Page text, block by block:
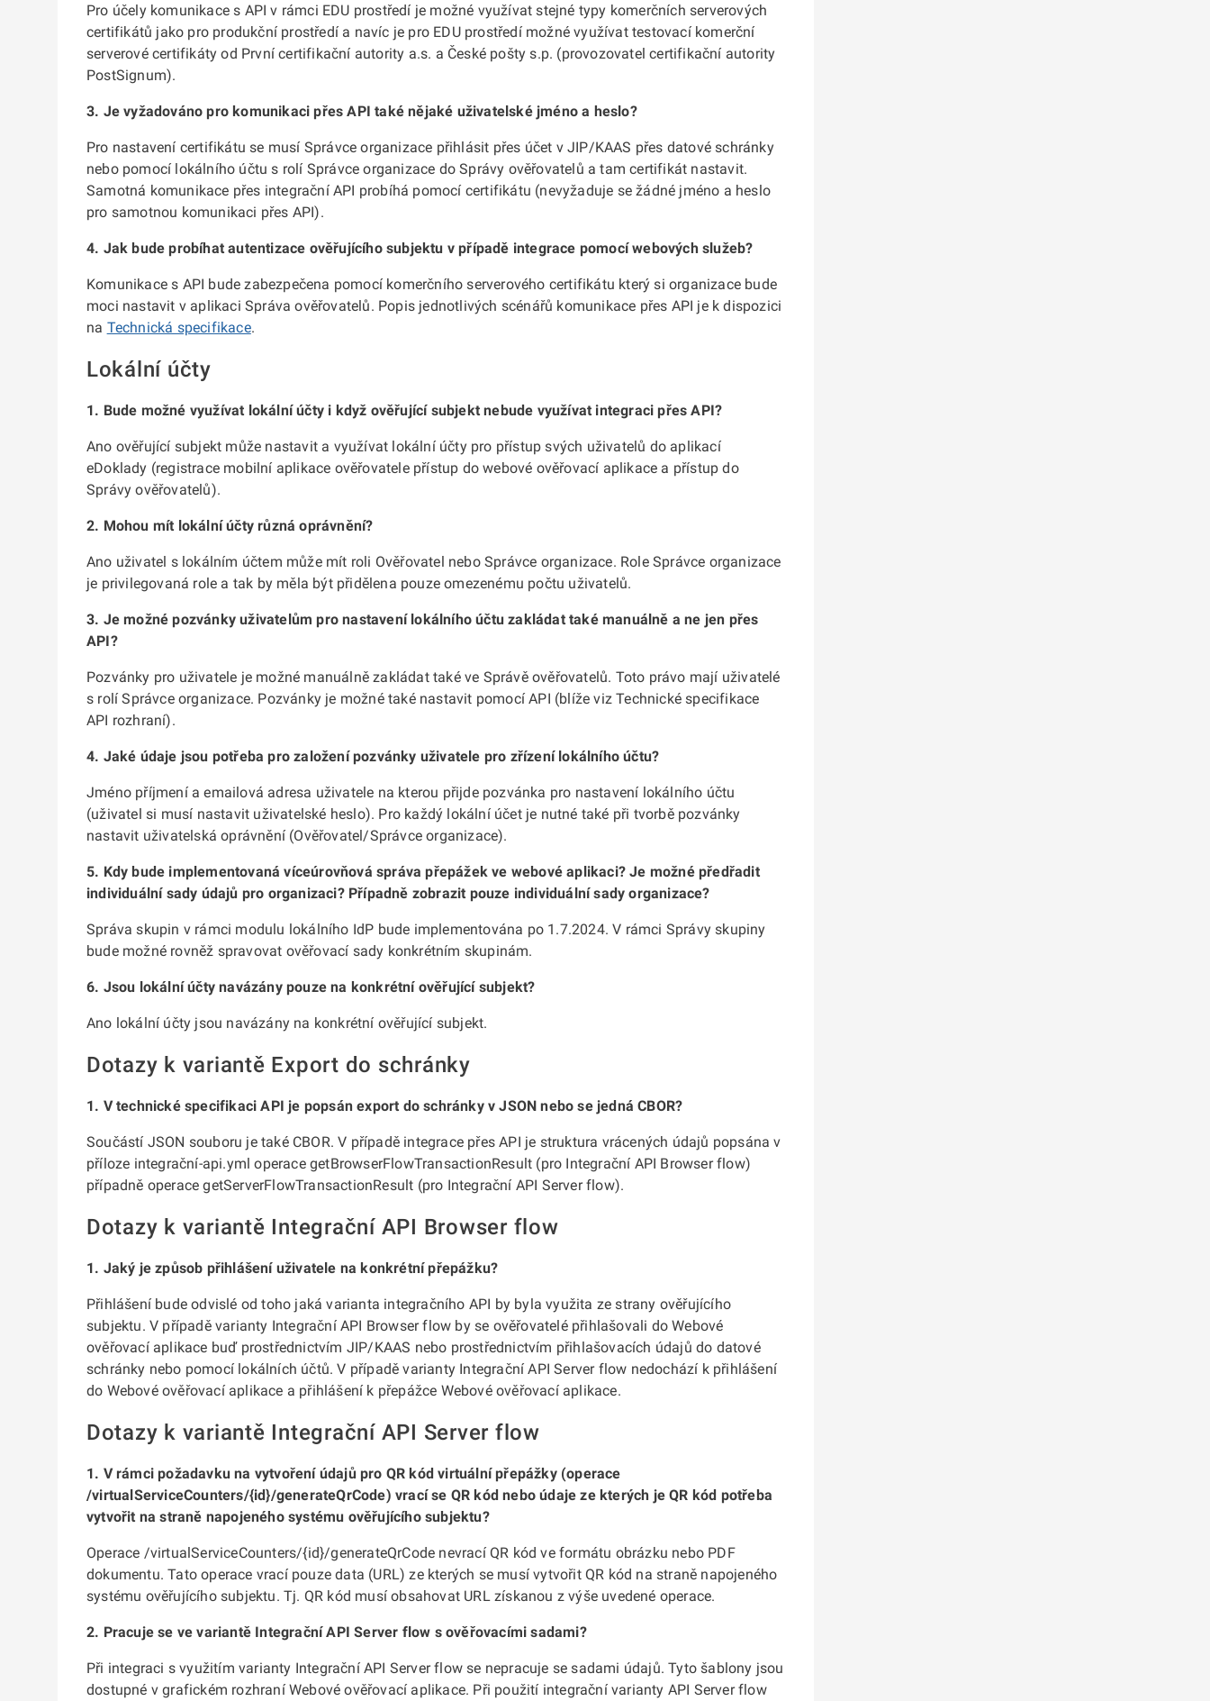
Pro účely komunikace s API v rámci EDU prostředí je možné využívat stejné typy komerčních serverových
certifikátů jako pro produkční prostředí a navíc je pro EDU prostředí možné využívat testovací komerční
serverové certifikáty od První certifikační autority a.s. a České pošty s.p. (provozovatel certifikační autority
PostSignum).
3. Je vyžadováno pro komunikaci přes API také nějaké uživatelské jméno a heslo?
Pro nastavení certifikátu se musí Správce organizace přihlásit přes účet v JIP/KAAS přes datové schránky
nebo pomocí lokálního účtu s rolí Správce organizace do Správy ověřovatelů a tam certifikát nastavit.
Samotná komunikace přes integrační API probíhá pomocí certifikátu (nevyžaduje se žádné jméno a heslo
pro samotnou komunikaci přes API).
4. Jak bude probíhat autentizace ověřujícího subjektu v případě integrace pomocí webových služeb?
Komunikace s API bude zabezpečena pomocí komerčního serverového certifikátu který si organizace bude
moci nastavit v aplikaci Správa ověřovatelů. Popis jednotlivých scénářů komunikace přes API je k dispozici
na Technická specifikace.
Lokální účty
1. Bude možné využívat lokální účty i když ověřující subjekt nebude využívat integraci přes API?
Ano ověřující subjekt může nastavit a využívat lokální účty pro přístup svých uživatelů do aplikací
eDoklady (registrace mobilní aplikace ověřovatele přístup do webové ověřovací aplikace a přístup do
Správy ověřovatelů).
2. Mohou mít lokální účty různá oprávnění?
Ano uživatel s lokálním účtem může mít roli Ověřovatel nebo Správce organizace. Role Správce organizace
je privilegovaná role a tak by měla být přidělena pouze omezenému počtu uživatelů.
3. Je možné pozvánky uživatelům pro nastavení lokálního účtu zakládat také manuálně a ne jen přes
API?
Pozvánky pro uživatele je možné manuálně zakládat také ve Správě ověřovatelů. Toto právo mají uživatelé
s rolí Správce organizace. Pozvánky je možné také nastavit pomocí API (blíže viz Technické specifikace
API rozhraní).
4. Jaké údaje jsou potřeba pro založení pozvánky uživatele pro zřízení lokálního účtu?
Jméno příjmení a emailová adresa uživatele na kterou přijde pozvánka pro nastavení lokálního účtu
(uživatel si musí nastavit uživatelské heslo). Pro každý lokální účet je nutné také při tvorbě pozvánky
nastavit uživatelská oprávnění (Ověřovatel/Správce organizace).
5. Kdy bude implementovaná víceúrovňová správa přepážek ve webové aplikaci? Je možné předřadit
individuální sady údajů pro organizaci? Případně zobrazit pouze individuální sady organizace?
Správa skupin v rámci modulu lokálního IdP bude implementována po 1.7.2024. V rámci Správy skupiny
bude možné rovněž spravovat ověřovací sady konkrétním skupinám.
6. Jsou lokální účty navázány pouze na konkrétní ověřující subjekt?
Ano lokální účty jsou navázány na konkrétní ověřující subjekt.
Dotazy k variantě Export do schránky
1. V technické specifikaci API je popsán export do schránky v JSON nebo se jedná CBOR?
Součástí JSON souboru je také CBOR. V případě integrace přes API je struktura vrácených údajů popsána v
příloze integrační-api.yml operace getBrowserFlowTransactionResult (pro Integrační API Browser flow)
případně operace getServerFlowTransactionResult (pro Integrační API Server flow).
Dotazy k variantě Integrační API Browser flow
1. Jaký je způsob přihlášení uživatele na konkrétní přepážku?
Přihlášení bude odvislé od toho jaká varianta integračního API by byla využita ze strany ověřujícího
subjektu. V případě varianty Integrační API Browser flow by se ověřovatelé přihlašovali do Webové
ověřovací aplikace buď prostřednictvím JIP/KAAS nebo prostřednictvím přihlašovacích údajů do datové
schránky nebo pomocí lokálních účtů. V případě varianty Integrační API Server flow nedochází k přihlášení
do Webové ověřovací aplikace a přihlášení k přepážce Webové ověřovací aplikace.
Dotazy k variantě Integrační API Server flow
1. V rámci požadavku na vytvoření údajů pro QR kód virtuální přepážky (operace
/virtualServiceCounters/{id}/generateQrCode) vrací se QR kód nebo údaje ze kterých je QR kód potřeba
vytvořit na straně napojeného systému ověřujícího subjektu?
Operace /virtualServiceCounters/{id}/generateQrCode nevrací QR kód ve formátu obrázku nebo PDF
dokumentu. Tato operace vrací pouze data (URL) ze kterých se musí vytvořit QR kód na straně napojeného
systému ověřujícího subjektu. Tj. QR kód musí obsahovat URL získanou z výše uvedené operace.
2. Pracuje se ve variantě Integrační API Server flow s ověřovacími sadami?
Při integraci s využitím varianty Integrační API Server flow se nepracuje se sadami údajů. Tyto šablony jsou
dostupné v grafickém rozhraní Webové ověřovací aplikace. Při použití integrační varianty API Server flow